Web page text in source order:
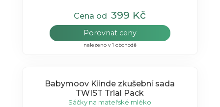
Cena od399 Kč
Porovnat ceny
nalezeno v 1 obchodě
Babymoov Kiinde zkušební sada
TWIST Trial Pack
Sáčky na mateřské mléko